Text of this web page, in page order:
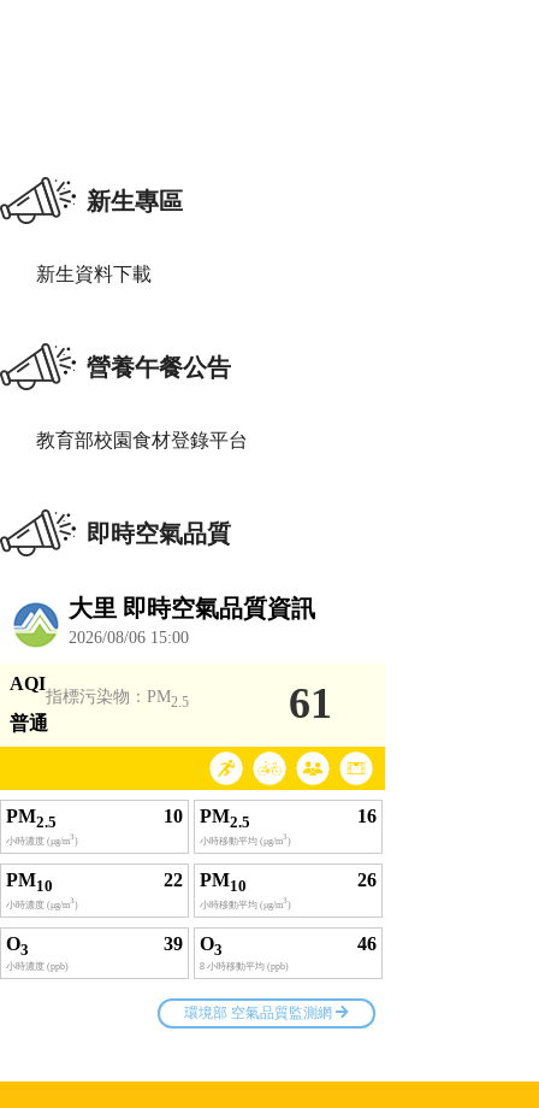
新生專區
新生資料下載
營養午餐公告
教育部校園食材登錄平台
即時空氣品質